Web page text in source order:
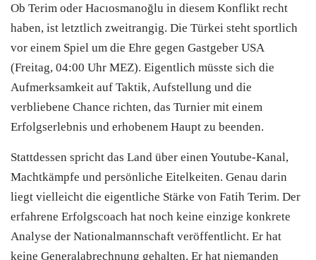
Ob Terim oder Hacıosmanoğlu in diesem Konflikt recht
haben, ist letztlich zweitrangig. Die Türkei steht sportlich
vor einem Spiel um die Ehre gegen Gastgeber USA
(Freitag, 04:00 Uhr MEZ). Eigentlich müsste sich die
Aufmerksamkeit auf Taktik, Aufstellung und die
verbliebene Chance richten, das Turnier mit einem
Erfolgserlebnis und erhobenem Haupt zu beenden.
Stattdessen spricht das Land über einen Youtube-Kanal,
Machtkämpfe und persönliche Eitelkeiten. Genau darin
liegt vielleicht die eigentliche Stärke von Fatih Terim. Der
erfahrene Erfolgscoach hat noch keine einzige konkrete
Analyse der Nationalmannschaft veröffentlicht. Er hat
keine Generalabrechnung gehalten. Er hat niemanden